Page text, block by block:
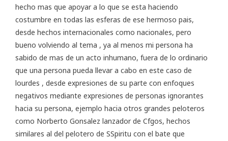
hecho mas que apoyar a lo que se esta haciendo
costumbre en todas las esferas de ese hermoso pais,
desde hechos internacionales como nacionales, pero
bueno volviendo al tema , ya al menos mi persona ha
sabido de mas de un acto inhumano, fuera de lo ordinario
que una persona pueda llevar a cabo en este caso de
lourdes , desde expresiones de su parte con enfoques
negativos mediante expresiones de personas ignorantes
hacia su persona, ejemplo hacia otros grandes peloteros
como Norberto Gonsalez lanzador de Cfgos, hechos
similares al del pelotero de SSpiritu con el bate que